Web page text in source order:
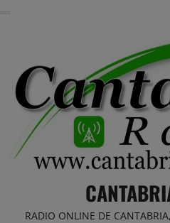
RADIO ONLINE DE